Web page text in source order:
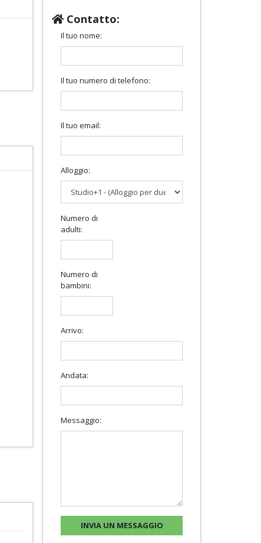
Contatto:
Il tuo nome:
Il tuo numero di telefono:
Il tuo email:
Alloggio:
Numero di
adulti:
Numero di
bambini:
Arrivo:
Andata:
Messaggio: